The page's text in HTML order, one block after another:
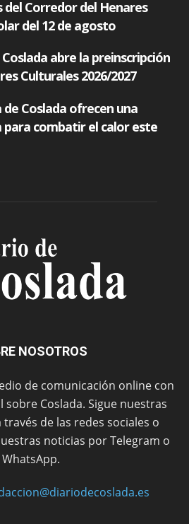
NOSOTROS
de comunicación online con
Coslada. Sigue nuestras
de las redes sociales o
noticias por Telegram o
WhatsApp.